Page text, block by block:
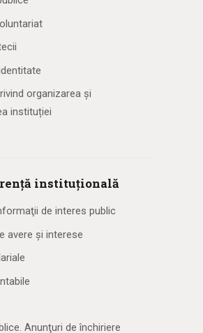
organizarea și
instituției
instituțională
de interes public
avere și interese
Anunţuri de închiriere